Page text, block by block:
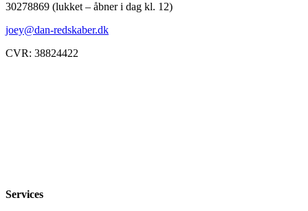
30278869 (lukket – åbner i dag kl. 12)
joey@dan-redskaber.dk
CVR: 38824422
Services